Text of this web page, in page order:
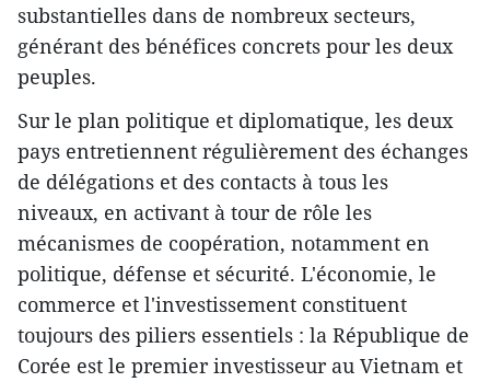
substantielles dans de nombreux secteurs,
générant des bénéfices concrets pour les deux
peuples.
Sur le plan politique et diplomatique, les deux
pays entretiennent régulièrement des échanges
de délégations et des contacts à tous les
niveaux, en activant à tour de rôle les
mécanismes de coopération, notamment en
politique, défense et sécurité. L'économie, le
commerce et l'investissement constituent
toujours des piliers essentiels : la République de
Corée est le premier investisseur au Vietnam et